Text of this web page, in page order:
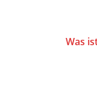
Was